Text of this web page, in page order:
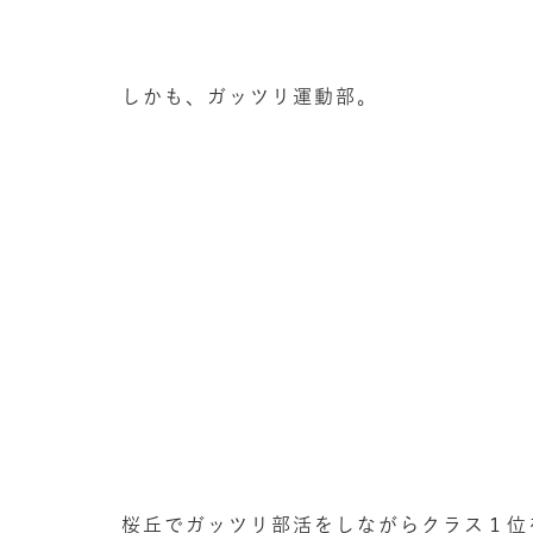
しかも、ガッツリ運動部。
桜丘でガッツリ部活をしながらクラス１位